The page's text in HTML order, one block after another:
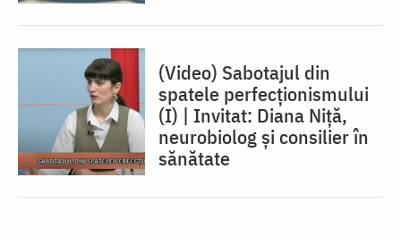
(Video) Sabotajul din
spatele perfecționismului
(I) | Invitat: Diana Niță,
neurobiolog și consilier în
sănătate